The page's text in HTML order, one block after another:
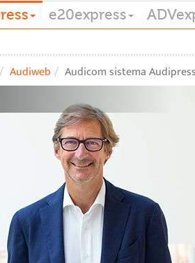
e20express
Audiweb Audicom sistema